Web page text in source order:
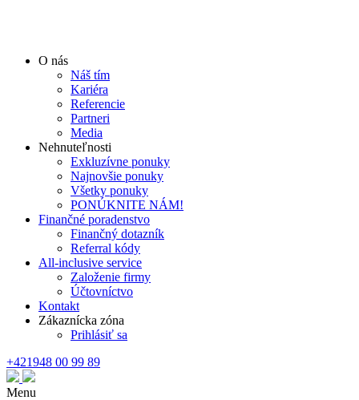
O nás
Náš tím
Kariéra
Referencie
Partneri
Media
Nehnuteľnosti
Exkluzívne ponuky
Najnovšie ponuky
Všetky ponuky
PONÚKNITE NÁM!
Finančné poradenstvo
Finančný dotazník
Referral kódy
All-inclusive service
Založenie firmy
Účtovníctvo
Kontakt
Zákaznícka zóna
Prihlásiť sa
+421948 00 99 89
Menu